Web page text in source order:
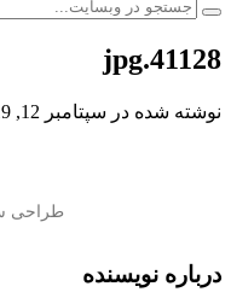
41128.jpg
نوشته شده در سپتامبر 12, 2019
درباره نویسنده